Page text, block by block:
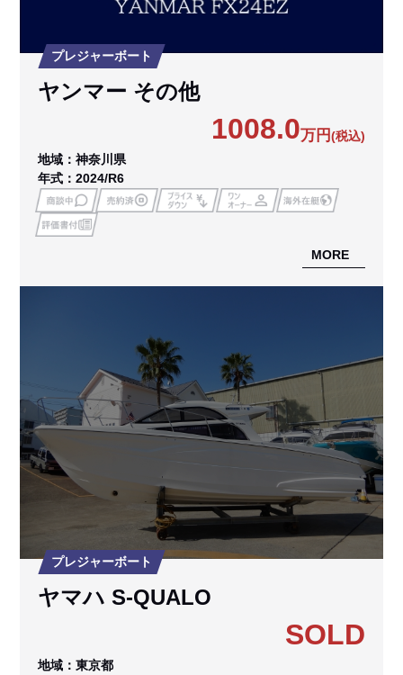
プレジャーボート
ヤンマー その他
1008.0万円(税込)
地域：神奈川県
年式：2024/R6
MORE
プレジャーボート
ヤマハ S-QUALO
SOLD
地域：東京都